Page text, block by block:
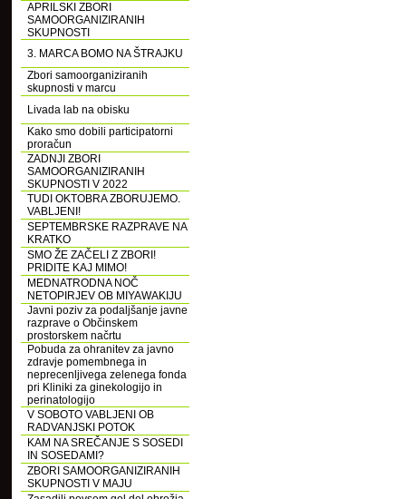
APRILSKI ZBORI
SAMOORGANIZIRANIH
SKUPNOSTI
3. MARCA BOMO NA ŠTRAJKU
Zbori samoorganiziranih
skupnosti v marcu
Livada lab na obisku
Kako smo dobili participatorni
proračun
ZADNJI ZBORI
SAMOORGANIZIRANIH
SKUPNOSTI V 2022
TUDI OKTOBRA ZBORUJEMO.
VABLJENI!
SEPTEMBRSKE RAZPRAVE NA
KRATKO
SMO ŽE ZAČELI Z ZBORI!
PRIDITE KAJ MIMO!
MEDNATRODNA NOČ
NETOPIRJEV OB MIYAWAKIJU
Javni poziv za podaljšanje javne
razprave o Občinskem
prostorskem načrtu
Pobuda za ohranitev za javno
zdravje pomembnega in
neprecenljivega zelenega fonda
pri Kliniki za ginekologijo in
perinatologijo
V SOBOTO VABLJENI OB
RADVANJSKI POTOK
KAM NA SREČANJE S SOSEDI
IN SOSEDAMI?
ZBORI SAMOORGANIZIRANIH
SKUPNOSTI V MAJU